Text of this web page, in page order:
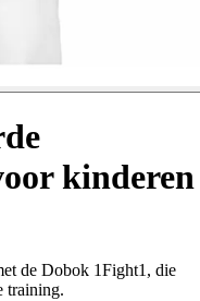
kinderen
de Dobok 1Fight1, die
training.